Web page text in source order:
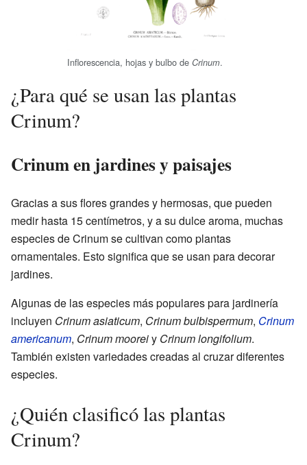
Inflorescencia, hojas y bulbo de Crinum.
¿Para qué se usan las plantas
Crinum?
Crinum en jardines y paisajes
Gracias a sus flores grandes y hermosas, que pueden
medir hasta 15 centímetros, y a su dulce aroma, muchas
especies de Crinum se cultivan como plantas
ornamentales. Esto significa que se usan para decorar
jardines.
Algunas de las especies más populares para jardinería
incluyen Crinum asiaticum, Crinum bulbispermum, Crinum
americanum, Crinum mooreiy Crinum longifolium.
También existen variedades creadas al cruzar diferentes
especies.
¿Quién clasificó las plantas
Crinum?